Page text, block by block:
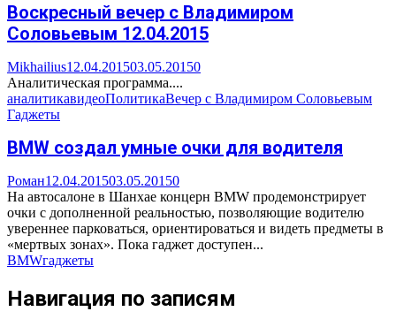
Воскресный вечер с Владимиром
Соловьевым 12.04.2015
Mikhailius12.04.201503.05.20150
Аналитическая программа....
аналитикавидеоПолитикаВечер с Владимиром Соловьевым
Гаджеты
BMW создал умные очки для водителя
Роман12.04.201503.05.20150
На автосалоне в Шанхае концерн BMW продемонстрирует
очки с дополненной реальностью, позволяющие водителю
увереннее парковаться, ориентироваться и видеть предметы в
«мертвых зонах». Пока гаджет доступен...
BMWгаджеты
Навигация по записям